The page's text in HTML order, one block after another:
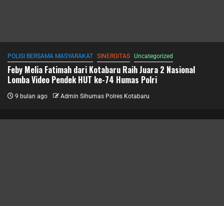
POLISI BERSAMA MASYARAKAT SINERGITAS Uncategorized
Feby Melia Fatimah dari Kotabaru Raih Juara 2 Nasional
Lomba Video Pendek HUT ke-74 Humas Polri
9 bulan ago Admin Sihumas Polres Kotabaru